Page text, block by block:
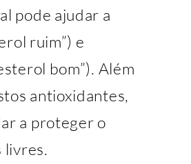
pode ajudar a
ruim”) e
bom”). Além
antioxidantes,
a proteger o
livres.